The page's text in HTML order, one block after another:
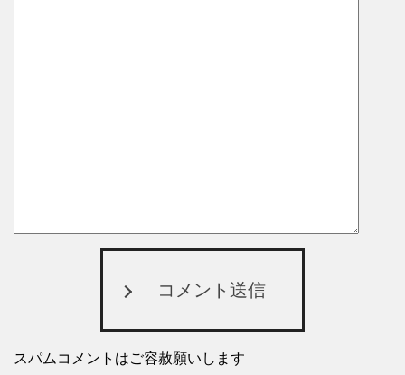
コメント送信
スパムコメントはご容赦願いします